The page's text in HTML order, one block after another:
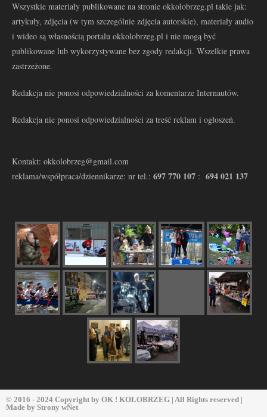
Wszystkie materiały publikowane na stronie okkolobrzeg.pl takie jak:
artykuły, zdjęcia (w tym szczególnie zdjęcia autorskie), materiały audio
i wideo są własnością portalu okkolobrzeg.pl i nie mogą być
publikowane lub wykorzystywane bez zgody redakcji. Wszelkie prawa
zastrzeżone.
Redakcja nie ponosi odpowiedzialności za komentarze Internautów.
Redakcja nie ponosi odpowiedzialności za treść reklam i ogłoszeń.
Kontakt: okkolobrzeg@gmail.com
reklama/współpraca/dziennikarze: nr tel.: 697 770 107 : 694 021 137
© 2016 - 2024 Copyright by OK ! KOŁOBRZEG | All Rights reserved |
Made by Strony wNet